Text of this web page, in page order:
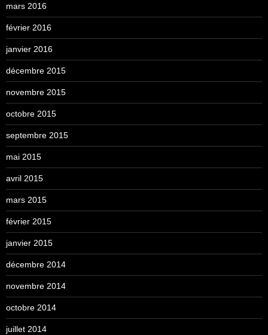
mars 2016
février 2016
janvier 2016
décembre 2015
novembre 2015
octobre 2015
septembre 2015
mai 2015
avril 2015
mars 2015
février 2015
janvier 2015
décembre 2014
novembre 2014
octobre 2014
juillet 2014